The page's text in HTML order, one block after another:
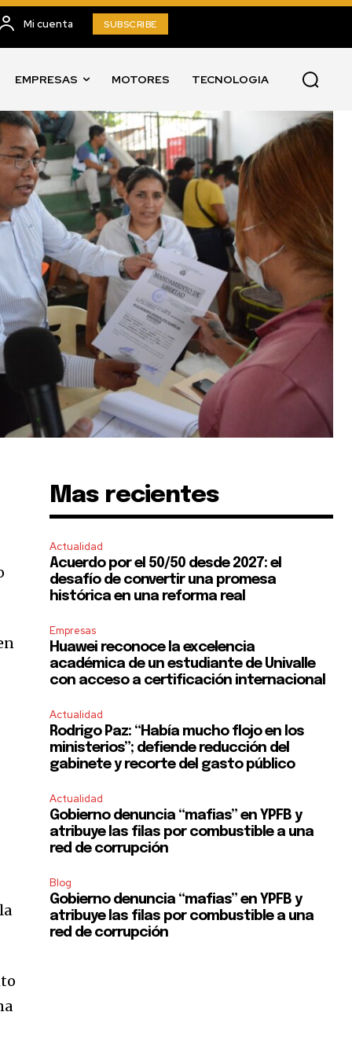
SUBSCRIBE
Mi cuenta SUBSCRIBE
EMPRESAS MOTORES TECNOLOGIA
Mas recientes
Actualidad
Acuerdo por el 50/50 desde 2027: el
desafío de convertir una promesa
histórica en una reforma real
Empresas
Huawei reconoce la excelencia
académica de un estudiante de Univalle
con acceso a certificación internacional
Actualidad
Rodrigo Paz: “Había mucho flojo en los
ministerios”; defiende reducción del
gabinete y recorte del gasto público
Actualidad
Gobierno denuncia “mafias” en YPFB y
atribuye las filas por combustible a una
red de corrupción
Blog
Gobierno denuncia “mafias” en YPFB y
atribuye las filas por combustible a una
red de corrupción